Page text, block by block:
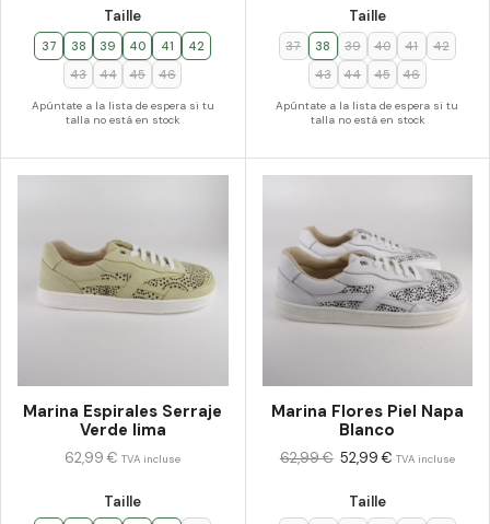
Taille
37 38 39 40 41
42
43
44 45 46
Apúntate a la lista de espera si tu
talla no está en stock
Taille
37 38 39 40 41
42
43
44 45 46
Apúntate a la lista de espera si tu
talla no está en stock
Marina Espirales Serraje
Verde lima
Taille
62,99€ TVA incluse
Marina Flores Piel Napa
Blanco
Taille
62,99€ 52,99€ TVA incluse